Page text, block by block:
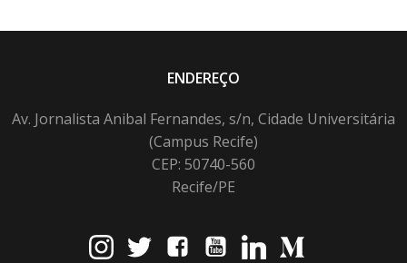
ENDEREÇO
Av. Jornalista Anibal Fernandes, s/n, Cidade Universitária
(Campus Recife)
CEP: 50740-560
Recife/PE